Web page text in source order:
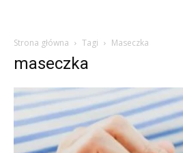
Strona główna Tagi Maseczka
maseczka